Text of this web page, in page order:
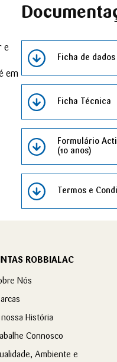
e
em
Ficha de
Ficha Técnica
Formulário
(10 anos)
Termos e
ROBBIALAC
Nós
História
Connosco
Ambiente e